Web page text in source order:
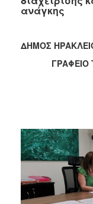
2021
2015
2013
2012
2011
2010
ανάγκης
ΔΗΜΟΣ
ΓΡΑΦΕΙΟ